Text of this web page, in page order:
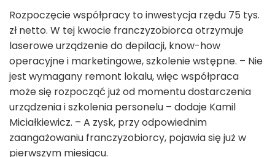
Rozpoczęcie współpracy to inwestycja rzędu 75 tys.
zł netto. W tej kwocie franczyzobiorca otrzymuje
laserowe urządzenie do depilacji, know-how
operacyjne i marketingowe, szkolenie wstępne. – Nie
jest wymagany remont lokalu, więc współpraca
może się rozpocząć już od momentu dostarczenia
urządzenia i szkolenia personelu – dodaje Kamil
Miciałkiewicz. – A zysk, przy odpowiednim
zaangażowaniu franczyzobiorcy, pojawia się już w
pierwszym miesiącu.